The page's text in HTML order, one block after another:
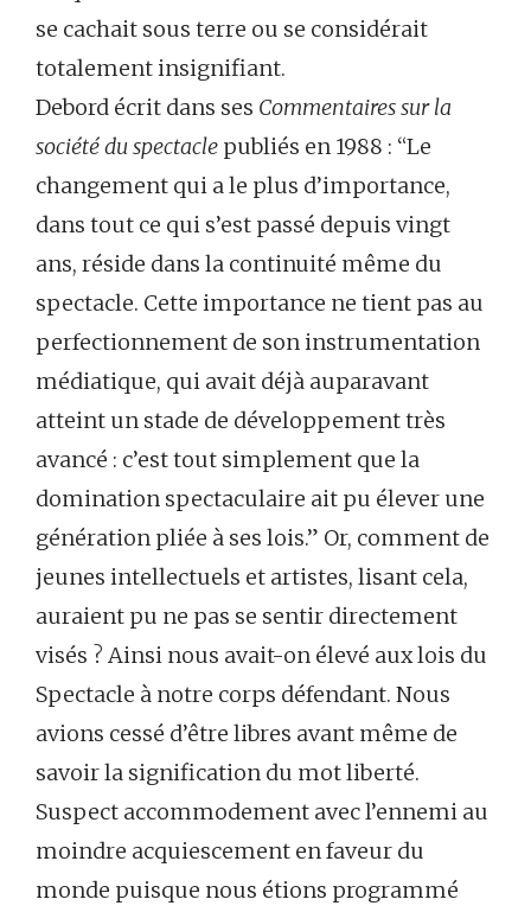
se cachait sous terre ou se considérait
totalement insignifiant.
Debord écrit dans ses Commentaires sur la
société du spectacle publiés en 1988 : “Le
changement qui a le plus d’importance,
dans tout ce qui s’est passé depuis vingt
ans, réside dans la continuité même du
spectacle. Cette importance ne tient pas au
perfectionnement de son instrumentation
médiatique, qui avait déjà auparavant
atteint un stade de développement très
avancé : c’est tout simplement que la
domination spectaculaire ait pu élever une
génération pliée à ses lois.” Or, comment de
jeunes intellectuels et artistes, lisant cela,
auraient pu ne pas se sentir directement
visés ? Ainsi nous avait-on élevé aux lois du
Spectacle à notre corps défendant. Nous
avions cessé d’être libres avant même de
savoir la signification du mot liberté.
Suspect accommodement avec l’ennemi au
moindre acquiescement en faveur du
monde puisque nous étions programmé